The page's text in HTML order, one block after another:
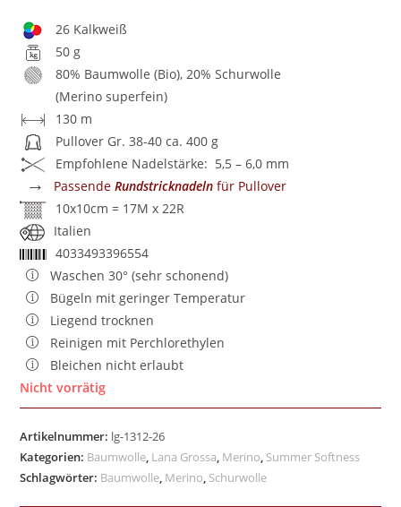
26 Kalkweiß
50 g
80% Baumwolle (Bio), 20% Schurwolle
(Merino superfein)
130 m
Pullover Gr. 38-40 ca. 400 g
Empfohlene Nadelstärke: 5,5 – 6,0 mm
→ PassendeRundstricknadeln für Pullover
10x10cm = 17M x 22R
Italien
4033493396554
Waschen 30° (sehr schonend)
Bügeln mit geringer Temperatur
Liegend trocknen
Reinigen mit Perchlorethylen
Bleichen nicht erlaubt
Nicht vorrätig
Artikelnummer: lg-1312-26
Kategorien: Baumwolle, Lana Grossa, Merino, Summer Softness
Schlagwörter: Baumwolle, Merino, Schurwolle